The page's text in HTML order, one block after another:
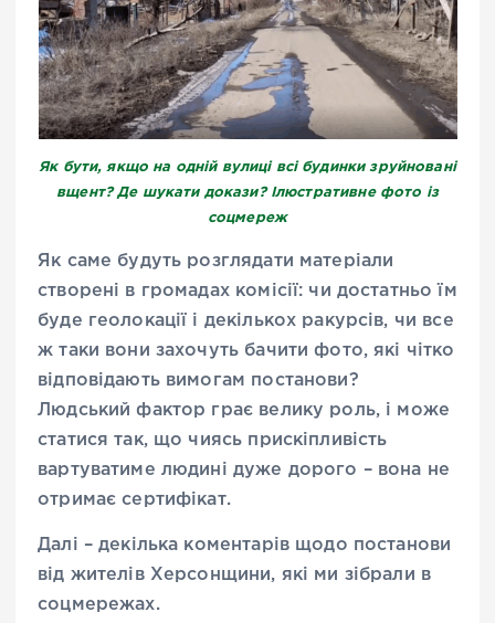
Як бути, якщо на одній вулиці всі будинки зруйновані
вщент? Де шукати докази? Ілюстративне фото із
соцмереж
Як саме будуть розглядати матеріали
створені в громадах комісії: чи достатньо їм
буде геолокації і декількох ракурсів, чи все
ж таки вони захочуть бачити фото, які чітко
відповідають вимогам постанови?
Людський фактор грає велику роль, і може
статися так, що чиясь прискіпливість
вартуватиме людині дуже дорого – вона не
отримає сертифікат.
Далі – декілька коментарів щодо постанови
від жителів Херсонщини, які ми зібрали в
соцмережах.